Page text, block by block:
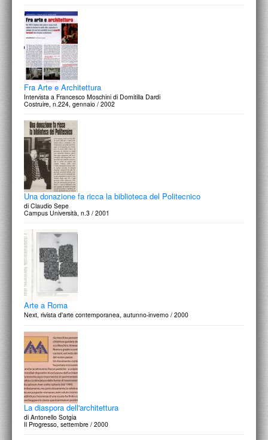
Fra Arte e Architettura
Intervista a Francesco Moschini di Domitilla Dardi
Costruire, n.224, gennaio / 2002
Una donazione fa ricca la biblioteca del Politecnico
di Claudio Sepe
Campus Università, n.3 / 2001
Arte a Roma
Next, rivista d'arte contemporanea, autunno-inverno / 2000
La diaspora dell'architettura
di Antonello Sotgia
Il Progresso, settembre / 2000